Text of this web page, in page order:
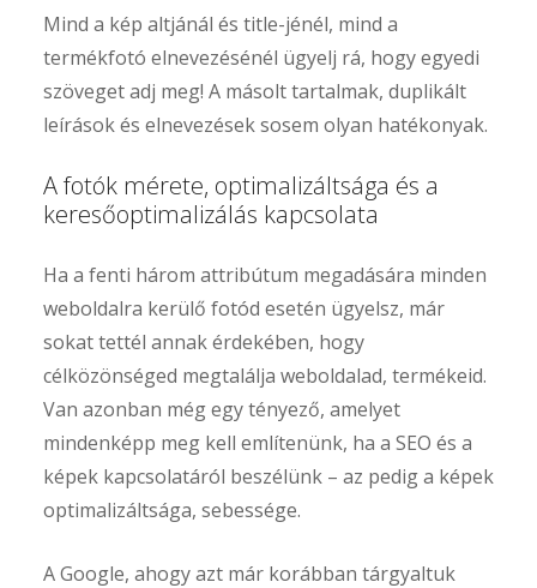
Mind a kép altjánál és title-jénél, mind a
termékfotó elnevezésénél ügyelj rá, hogy egyedi
szöveget adj meg! A másolt tartalmak, duplikált
leírások és elnevezések sosem olyan hatékonyak.
A fotók mérete, optimalizáltsága és a
keresőoptimalizálás kapcsolata
Ha a fenti három attribútum megadására minden
weboldalra kerülő fotód esetén ügyelsz, már
sokat tettél annak érdekében, hogy
célközönséged megtalálja weboldalad, termékeid.
Van azonban még egy tényező, amelyet
mindenképp meg kell említenünk, ha a SEO és a
képek kapcsolatáról beszélünk – az pedig a képek
optimalizáltsága, sebessége.
A Google, ahogy azt már korábban tárgyaltuk